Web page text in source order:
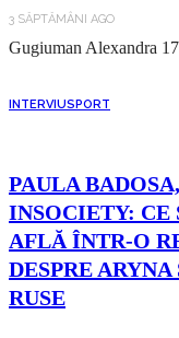
3 SĂPTĂMÂNI AGO
Gugiuman Alexandra
INTERVIUSPORT
PAULA
INSOCIETY: CE
AFLĂ ÎNTR-O
DESPRE
RUSE